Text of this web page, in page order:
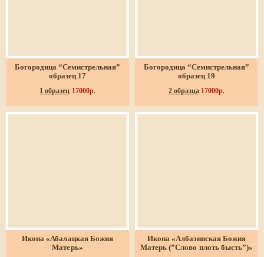
Богородица “Семистрельная”
образец 17
1 образец 17000р.
Богородица “Семистрельная”
образец 19
2 образца 17000р.
Икона «Абалацкая Божия
Матерь»
Икона «Албазинская Божия
Матерь (”Слово плоть бысть”)»